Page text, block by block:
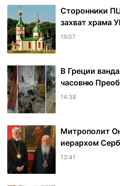
Сторонники
захват храма
19:07
В Греции
часовню
14:38
Митрополит
иерархом
13:41